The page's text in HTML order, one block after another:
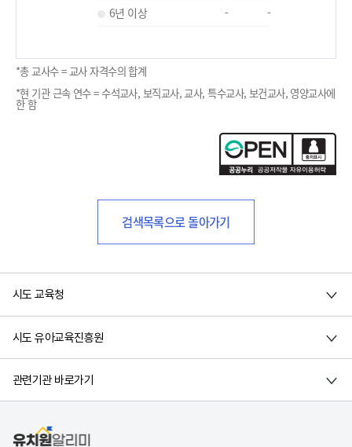
6년 이상
- -
*총 교사수 = 교사 자격수의 합계
*현 기관 근속 연수 = 수석교사, 보직교사, 교사, 특수교사, 보건교사, 영양교사에
한 함
검색목록으로 돌아가기
시도 교육청
시도 유아교육진흥원
관련기관 바로가기
유치원알리미